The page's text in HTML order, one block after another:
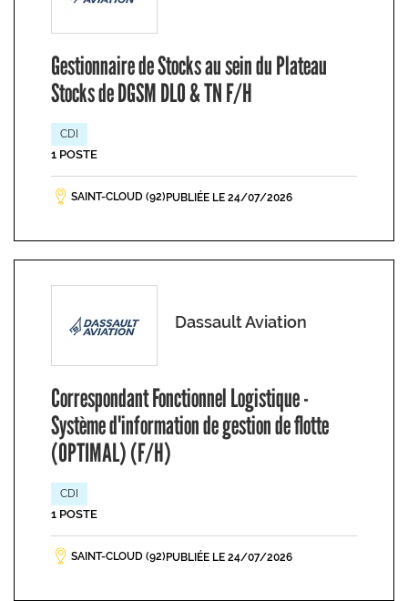
Gestionnaire de Stocks au sein du Plateau
Stocks de DGSM DLO & TN F/H
CDI
1 POSTE
SAINT-CLOUD (92) PUBLIÉE LE 24/07/2026
Dassault Aviation
Correspondant Fonctionnel Logistique -
Système d'information de gestion de flotte
(OPTIMAL) (F/H)
CDI
1 POSTE
SAINT-CLOUD (92) PUBLIÉE LE 24/07/2026